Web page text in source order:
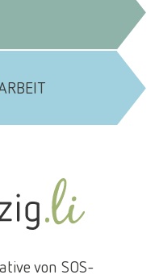
von SOS-